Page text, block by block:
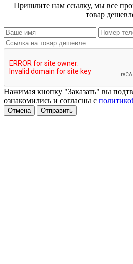
Пришлите нам ссылку, мы все
товар
Нажимая кнопку "Заказать" вы
ознакомились и согласны с
Отмена Отправить